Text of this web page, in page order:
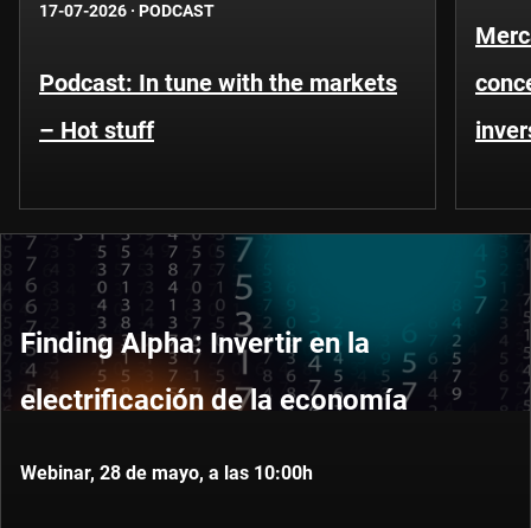
17-07-2026 · PODCAST
Podcast: In tune with the markets
– Hot stuff
Finding Alpha: Invertir en la
electrificación de la economía
Webinar, 28 de mayo, a las 10:00h